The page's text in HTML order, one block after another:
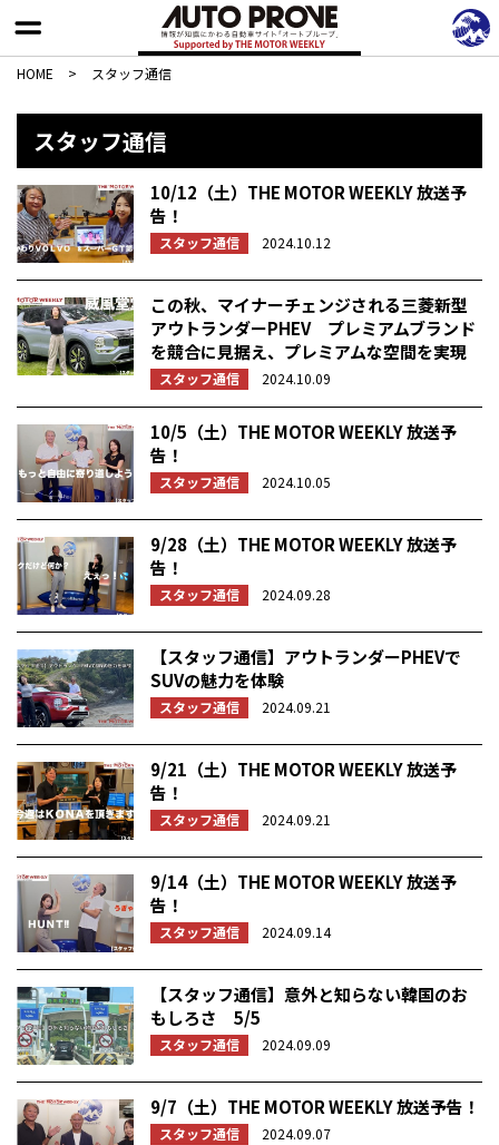
HOME > スタッフ通信
スタッフ通信
10/12（土）THE MOTOR WEEKLY 放送予
告！
スタッフ通信 2024.10.12
この秋、マイナーチェンジされる三菱新型
アウトランダーPHEV プレミアムブランド
を競合に見据え、プレミアムな空間を実現
スタッフ通信 2024.10.09
10/5（土）THE MOTOR WEEKLY 放送予
告！
スタッフ通信 2024.10.05
9/28（土）THE MOTOR WEEKLY 放送予
告！
スタッフ通信 2024.09.28
【スタッフ通信】アウトランダーPHEVで
SUVの魅力を体験
スタッフ通信 2024.09.21
9/21（土）THE MOTOR WEEKLY 放送予
告！
スタッフ通信 2024.09.21
9/14（土）THE MOTOR WEEKLY 放送予
告！
スタッフ通信 2024.09.14
【スタッフ通信】意外と知らない韓国のお
もしろさ 5/5
スタッフ通信 2024.09.09
9/7（土）THE MOTOR WEEKLY 放送予告！
スタッフ通信 2024.09.07